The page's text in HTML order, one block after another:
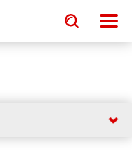
Toggle
search
input
Toggle
search
input